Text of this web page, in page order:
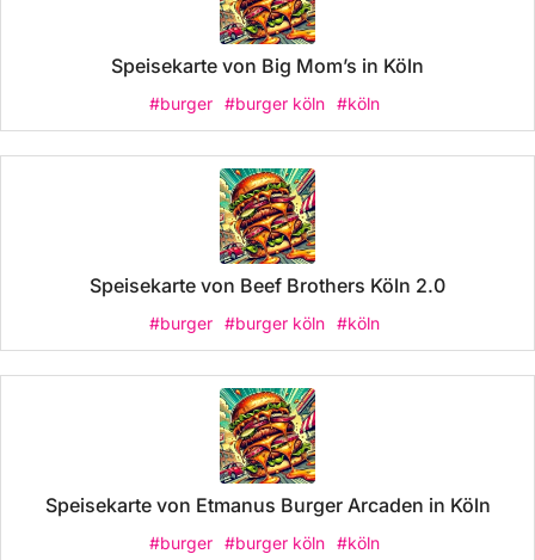
Speisekarte von Big Mom’s in Köln
#burger #burger köln #köln
Speisekarte von Beef Brothers Köln 2.0
#burger #burger köln #köln
Speisekarte von Etmanus Burger Arcaden in Köln
#burger #burger köln #köln